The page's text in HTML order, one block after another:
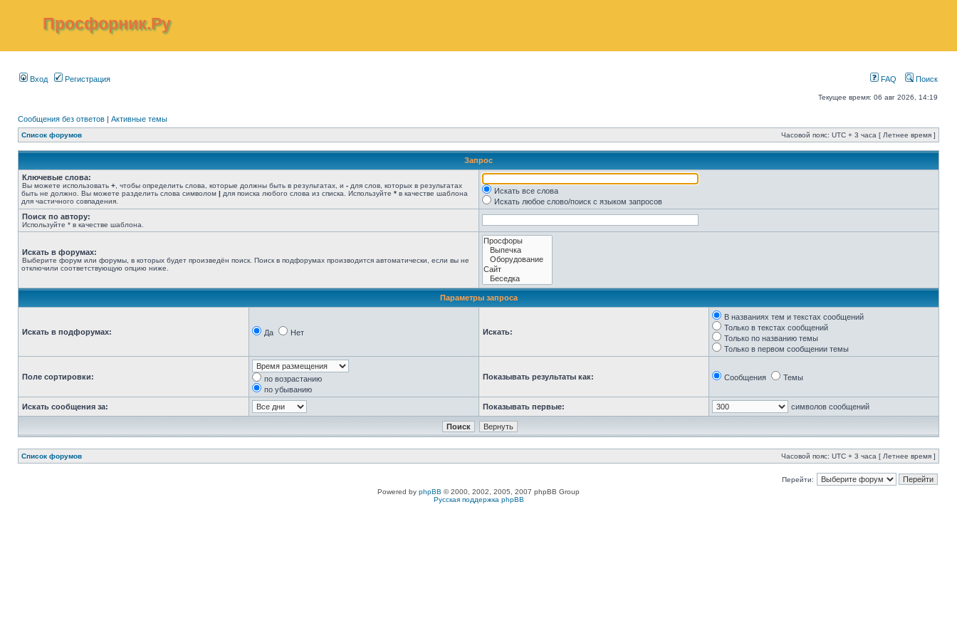
Просфорник.Ру
Вход Регистрация FAQ Поиск
Текущее время: 06 авг 2026, 14:19
Сообщения без ответов | Активные темы
Список форумов Часовой пояс: UTC + 3 часа [ Летнее время ]
Запрос
Ключевые слова:
Вы можете использовать + , чтобы определить слова, которые должны быть в результатах, и - для слов, которых в результатах
быть не должно. Вы можете разделить слова символом | для поиска любого слова из списка. Используйте * в качестве шаблона
для частичного совпадения.
Искать все слова
Искать любое слово/поиск с языком запросов
Поиск по автору:
Используйте * в качестве шаблона.
Искать в форумах:
Выберите форум или форумы, в которых будет произведён поиск. Поиск в подфорумах производится автоматически, если вы не
отключили соответствующую опцию ниже.
Параметры запроса
Искать в подфорумах: Да Нет Искать:
В названиях тем и текстах сообщений
Только в текстах сообщений
Только по названию темы
Только в первом сообщении темы
Поле сортировки:
по возрастанию
по убыванию
Показывать результаты как: Сообщения Темы
Искать сообщения за: Показывать первые: символов сообщений
Список форумов Часовой пояс: UTC + 3 часа [ Летнее время ]
Перейти:
Powered by phpBB © 2000, 2002, 2005, 2007 phpBB Group
Русская поддержка phpBB